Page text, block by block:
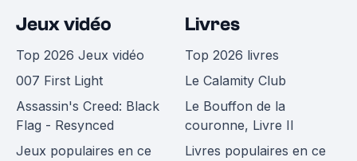
Jeux vidéo
Top 2026 Jeux vidéo
007 First Light
Assassin's Creed: Black
Flag - Resynced
Jeux populaires en ce
Livres
Top 2026 livres
Le Calamity Club
Le Bouffon de la
couronne, Livre II
Livres populaires en ce